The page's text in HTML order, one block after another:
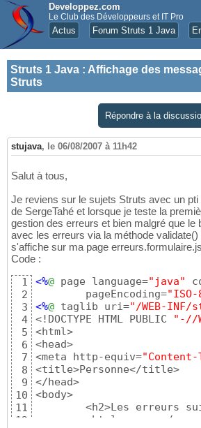
Developpez.com
Le Club des Développeurs et IT Pro
Actus Forum Struts 1 Java
Struts 1 Java : Affichage des
Struts
Répondre à la
stujava, le 06/08/2007 à 11h42
Salut à tous,
Je reviens sur le sujets Struts avec un
de SergeTahé et lorsque je teste la
gestion des erreurs et bien malgré que le
avec les erreurs via la méthode validate()
s'affiche sur ma page
Code :
1
2
3
4
5
6
7
8
9
10
11
12
<%@ page language="java"
	pageEncoding=
"ISO-
<%@ taglib uri="/WEB-
<!DOCTYPE HTML PUBLIC
"-//
<html>
<head>
<meta http-equiv="Content-
<title>Personne</title>
</head>
<body>